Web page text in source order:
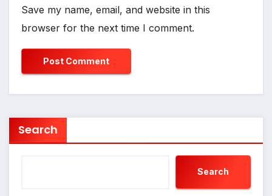
Save my name, email, and website in this
browser for the next time I comment.
Search
Search